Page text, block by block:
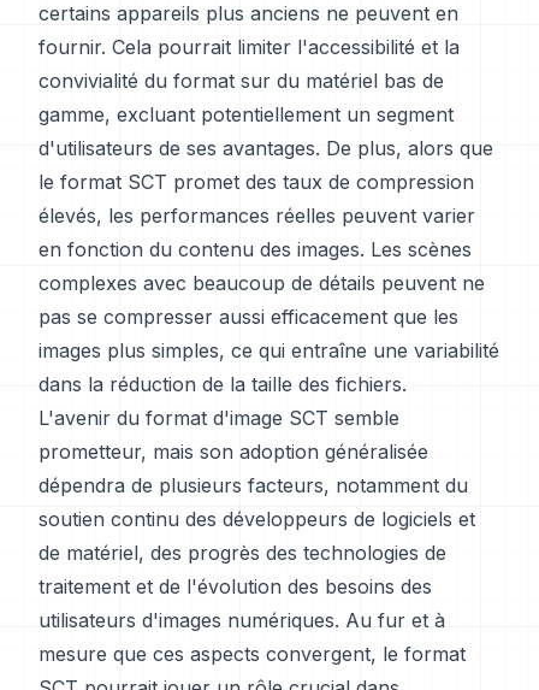
certains appareils plus anciens ne peuvent en
fournir. Cela pourrait limiter l'accessibilité et la
convivialité du format sur du matériel bas de
gamme, excluant potentiellement un segment
d'utilisateurs de ses avantages. De plus, alors que
le format SCT promet des taux de compression
élevés, les performances réelles peuvent varier
en fonction du contenu des images. Les scènes
complexes avec beaucoup de détails peuvent ne
pas se compresser aussi efficacement que les
images plus simples, ce qui entraîne une variabilité
dans la réduction de la taille des fichiers.
L'avenir du format d'image SCT semble
prometteur, mais son adoption généralisée
dépendra de plusieurs facteurs, notamment du
soutien continu des développeurs de logiciels et
de matériel, des progrès des technologies de
traitement et de l'évolution des besoins des
utilisateurs d'images numériques. Au fur et à
mesure que ces aspects convergent, le format